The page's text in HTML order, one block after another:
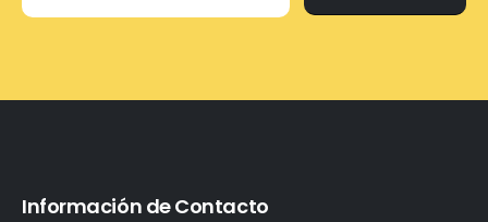
Información de Contacto